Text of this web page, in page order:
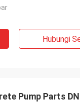
Hubungi
Pump Parts